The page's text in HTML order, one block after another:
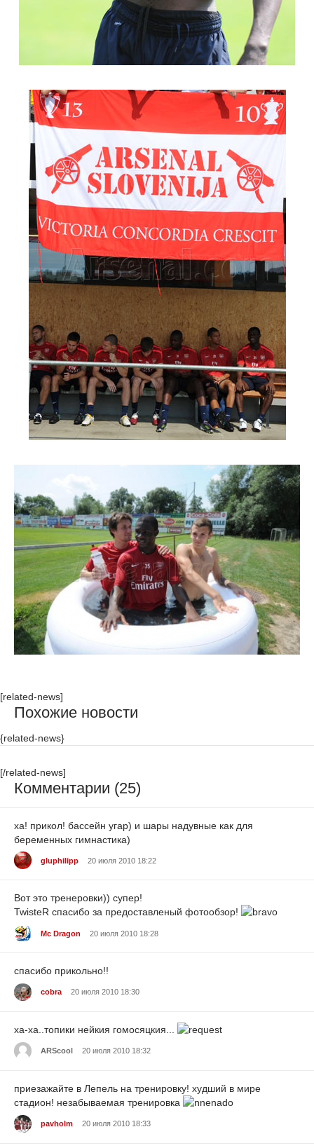
[related-news]
Похожие новости
{related-news}
[/related-news]
Комментарии (25)
ха! прикол! бассейн угар) и шары надувные как для
беременных гимнастика)
gluphilipp 20 июля 2010 18:22
Вот это тренеровки)) супер!
TwisteR спасибо за предоставленый фотообзор!
Mc Dragon 20 июля 2010 18:28
спасибо прикольно!!
cobra 20 июля 2010 18:30
ха-ха..топики нейкия гомосяцкия...
ARScool 20 июля 2010 18:32
приезажайте в Лепель на тренировку! худший в мире
стадион! незабываемая тренировка
pavholm 20 июля 2010 18:33